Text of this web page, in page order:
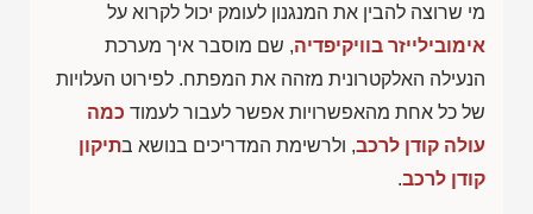
מי שרוצה להבין את המנגנון לעומק יכול לקרוא על
אימובילייזר בוויקיפדיה, שם מוסבר איך מערכת
הנעילה האלקטרונית מזהה את המפתח. לפירוט העלויות
של כל אחת מהאפשרויות אפשר לעבור לעמוד כמה
עולה קודן לרכב, ולרשימת המדריכים בנושא בתיקון
קודן לרכב.